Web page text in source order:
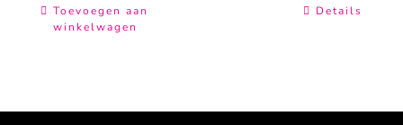
Toevoegen aan
winkelwagen
Details